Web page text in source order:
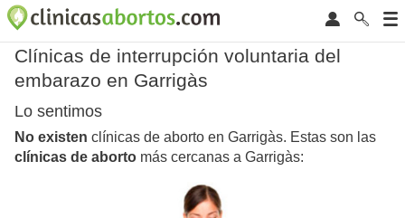
Clínicas de interrupción voluntaria del
embarazo en Garrigàs
Lo sentimos
No existen clínicas de aborto en Garrigàs. Estas son las
clínicas de aborto más cercanas a Garrigàs: